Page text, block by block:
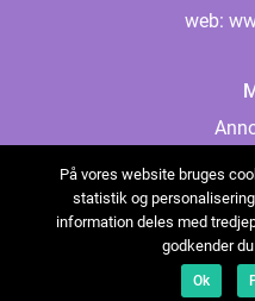
web:
På vores website bruges
statistik og
information deles med
godkender
Ok